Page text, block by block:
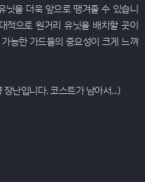
닛을 더욱 앞으로 땡겨줄 수 있습니
적으로 원거리 유닛을 배치할 곳이
능한 가드들의 중요성이 크게 느껴
난입니다. 코스트가 남아서...)